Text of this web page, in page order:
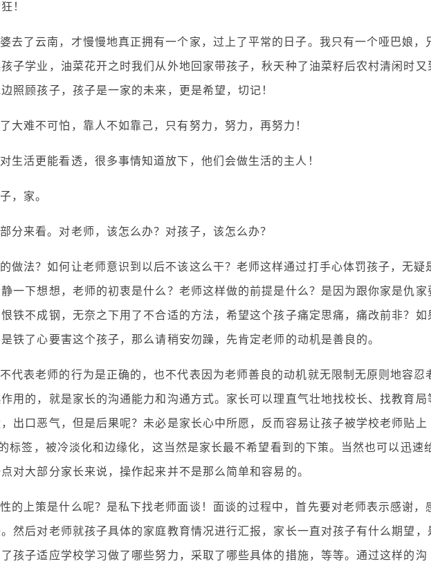
！
去了云南，才慢慢地真正拥有一个家，过上了平常的日子。我只有一个哑巴娘，
子学业，油菜花开之时我们从外地回家带孩子，秋天种了油菜籽后农村清闲时又
照顾孩子，孩子是一家的未来，更是希望，切记！
大难不可怕，靠人不如靠己，只有努力，努力，再努力！
生活更能看透，很多事情知道放下，他们会做生活的主人！
，家。
分来看。对老师，该怎么办？对孩子，该怎么办？
做法？如何让老师意识到以后不该这么干？老师这样通过打手心体罚孩子，无疑
一下想想，老师的初衷是什么？老师这样做的前提是什么？是因为跟你家是仇家
铁不成钢，无奈之下用了不合适的方法，希望这个孩子痛定思痛，痛改前非？如
铁了心要害这个孩子，那么请稍安勿躁，先肯定老师的动机是善良的。
代表老师的行为是正确的，也不代表因为老师善良的动机就无限制无原则地容忍
用的，就是家长的沟通能力和沟通方式。家长可以理直气壮地找校长、找教育局
，出口恶气，但是后果呢？未必是家长心中所愿，反而容易让孩子被学校老师贴上
标签，被冷淡化和边缘化，这当然是家长最不希望看到的下策。当然也可以迅速
对大部分家长来说，操作起来并不是那么简单和容易的。
的上策是什么呢？是私下找老师面谈！面谈的过程中，首先要对老师表示感谢，
然后对老师就孩子具体的家庭教育情况进行汇报，家长一直对孩子有什么期望，
孩子适应学校学习做了哪些努力，采取了哪些具体的措施，等等。通过这样的沟